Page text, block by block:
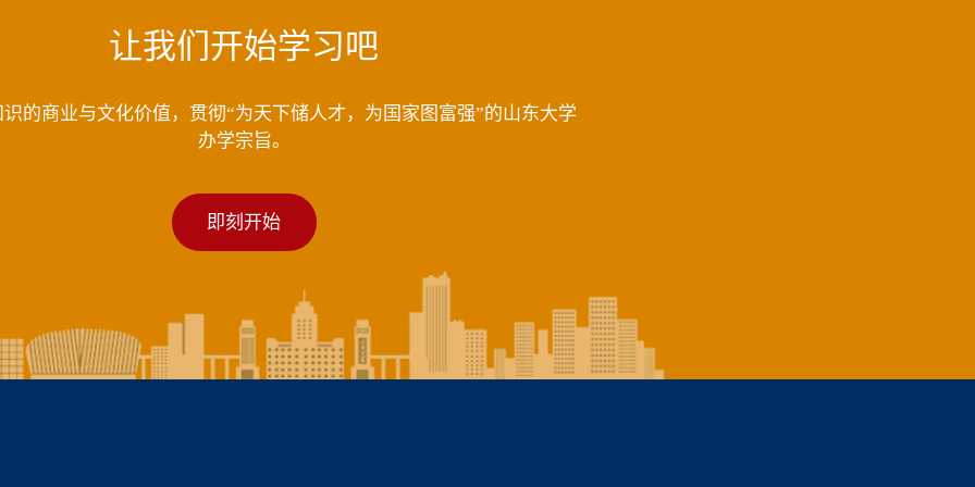
让我们开始学习吧
的商业与文化价值，贯彻“为天下储人才，为国家图富强”的山东大学
办学宗旨。
即刻开始